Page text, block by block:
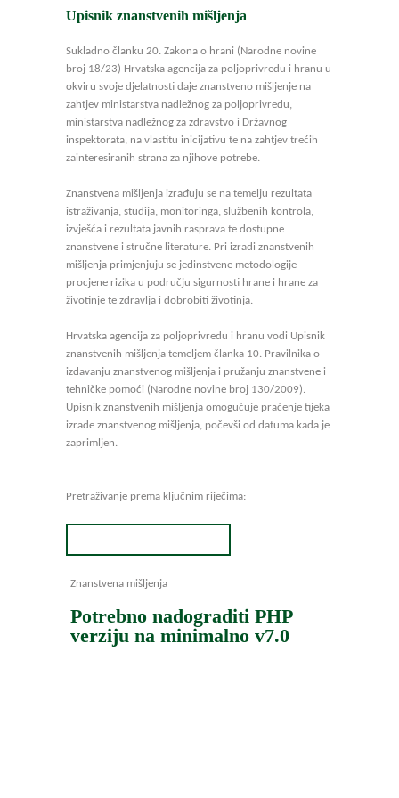
Upisnik znanstvenih mišljenja
Sukladno članku 20. Zakona o hrani (Narodne novine
broj 18/23) Hrvatska agencija za poljoprivredu i hranu u
okviru svoje djelatnosti daje znanstveno mišljenje na
zahtjev ministarstva nadležnog za poljoprivredu,
ministarstva nadležnog za zdravstvo i Državnog
inspektorata, na vlastitu inicijativu te na zahtjev trećih
zainteresiranih strana za njihove potrebe.
Znanstvena mišljenja izrađuju se na temelju rezultata
istraživanja, studija, monitoringa, službenih kontrola,
izvješća i rezultata javnih rasprava te dostupne
znanstvene i stručne literature. Pri izradi znanstvenih
mišljenja primjenjuju se jedinstvene metodologije
procjene rizika u području sigurnosti hrane i hrane za
životinje te zdravlja i dobrobiti životinja.
Hrvatska agencija za poljoprivredu i hranu vodi Upisnik
znanstvenih mišljenja temeljem članka 10. Pravilnika o
izdavanju znanstvenog mišljenja i pružanju znanstvene i
tehničke pomoći (Narodne novine broj 130/2009).
Upisnik znanstvenih mišljenja omogućuje praćenje tijeka
izrade znanstvenog mišljenja, počevši od datuma kada je
zaprimljen.
Pretraživanje prema ključnim riječima:
Znanstvena mišljenja
Potrebno nadograditi PHP
verziju na minimalno v7.0